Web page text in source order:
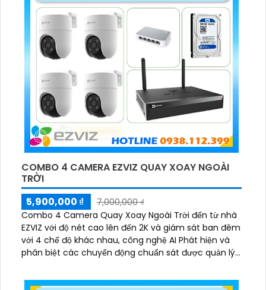
COMBO 4 CAMERA EZVIZ QUAY XOAY NGOÀI
TRỜI
5,900,000 ₫
7,000,000 ₫
Combo 4 Camera Quay Xoay Ngoài Trời đến từ nhà
EZVIZ với độ nét cao lên đến 2K và giám sát ban đêm
với 4 chế độ khác nhau, công nghệ AI Phát hiện và
phân biệt các chuyển động chuẩn sát được quản lý